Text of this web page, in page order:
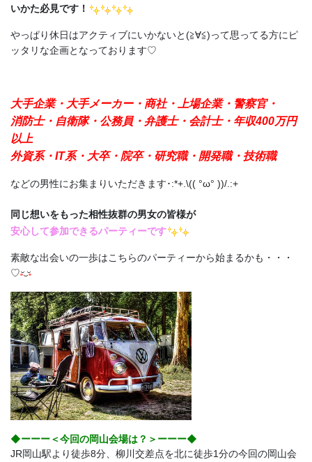
いかた必見です！
やっぱり休日はアクティブにいかないと(≧∀≦)って思ってる方にピ
ッタリな企画となっております♡
大手企業・大手メーカー・商社・上場企業・警察官・
消防士・自衛隊・公務員・弁護士・会計士・年収400万円
以上
外資系・IT系・大卒・院卒・研究職・開発職・技術職
などの男性にお集まりいただきます･:*+.\(( °ω° ))/.:+
同じ想いをもった相性抜群の男女の皆様が
安心して参加できるパーティーです
素敵な出会いの一歩はこちらのパーティーから始まるかも・・・
♡
◆ーーー＜今回の岡山会場は？＞ーーー◆
JR岡山駅より徒歩8分、柳川交差点を北に徒歩1分の今回の岡山会